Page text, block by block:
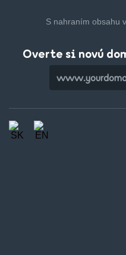
S nahraním obsahu
Overte si novú